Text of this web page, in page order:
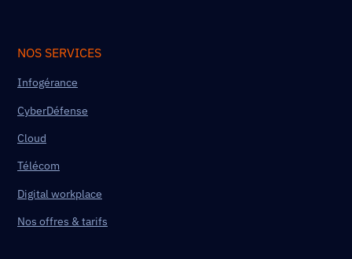
NOS SERVICES
Infogérance
CyberDéfense
Cloud
Télécom
Digital workplace
Nos offres & tarifs